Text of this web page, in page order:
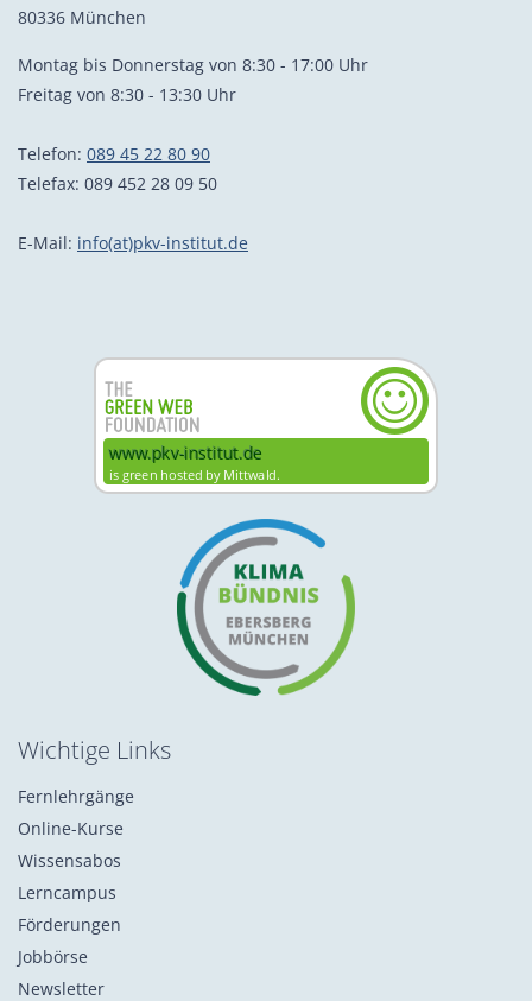
80336 München
Montag bis Donnerstag von 8:30 - 17:00 Uhr
Freitag von 8:30 - 13:30 Uhr
Telefon: 089 45 22 80 90
Telefax: 089 452 28 09 50
E-Mail: info(at)pkv-institut.de
Wichtige Links
Fernlehrgänge
Online-Kurse
Wissensabos
Lerncampus
Förderungen
Jobbörse
Newsletter